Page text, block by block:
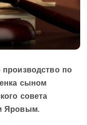
по
сыном
совета
Яровым.